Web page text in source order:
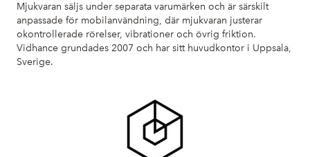
Mjukvaran säljs under separata varumärken och är särskilt
anpassade för mobilanvändning, där mjukvaran justerar
okontrollerade rörelser, vibrationer och övrig friktion.
Vidhance grundades 2007 och har sitt huvudkontor i Uppsala,
Sverige.